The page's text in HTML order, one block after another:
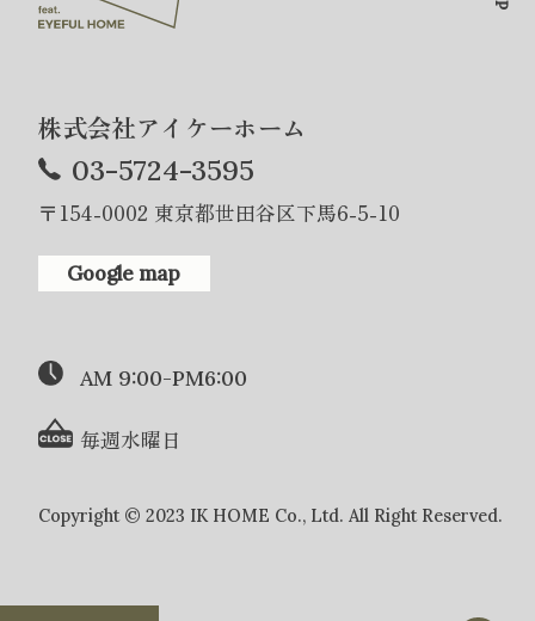
株式会社アイケーホーム
03-5724-3595
〒154-0002 東京都世田谷区下馬6-5-10
Google map
AM 9:00-PM6:00
毎週水曜日
Copyright © 2023 IK HOME Co., Ltd. All Right Reserved.